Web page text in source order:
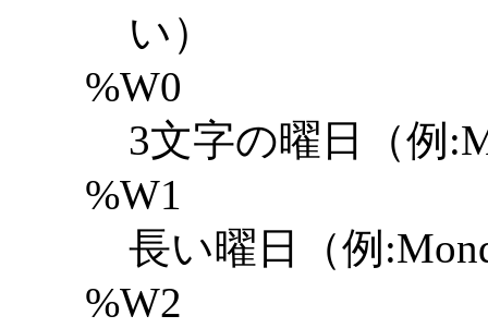
い）
%W0
3文字の曜日（例
%W1
長い曜日（例
%W2